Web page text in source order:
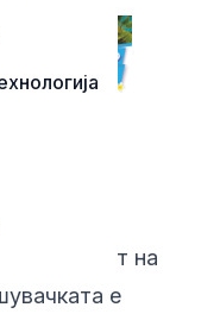
апел до
во текот на
е